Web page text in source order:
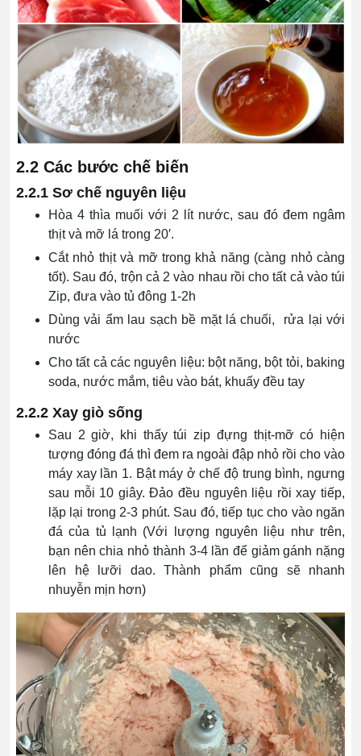
2.2 Các bước chế biến
2.2.1 Sơ chế nguyên liệu
Hòa 4 thìa muối với 2 lít nước, sau đó đem ngâm
thịt và mỡ lá trong 20′.
Cắt nhỏ thịt và mỡ trong khả năng (càng nhỏ càng
tốt). Sau đó, trộn cả 2 vào nhau rồi cho tất cả vào túi
Zip, đưa vào tủ đông 1-2h
Dùng vải ẩm lau sạch bề mặt lá chuối, rửa lại với
nước
Cho tất cả các nguyên liệu: bột năng, bột tỏi, baking
soda, nước mắm, tiêu vào bát, khuấy đều tay
2.2.2 Xay giò sống
Sau 2 giờ, khi thấy túi zip đựng thịt-mỡ có hiện
tượng đóng đá thì đem ra ngoài đập nhỏ rồi cho vào
máy xay lần 1. Bật máy ở chế độ trung bình, ngưng
sau mỗi 10 giây. Đảo đều nguyên liệu rồi xay tiếp,
lặp lại trong 2-3 phút. Sau đó, tiếp tục cho vào ngăn
đá của tủ lạnh (Với lượng nguyên liệu như trên,
bạn nên chia nhỏ thành 3-4 lần để giảm gánh nặng
lên hệ lưỡi dao. Thành phẩm cũng sẽ nhanh
nhuyễn mịn hơn)